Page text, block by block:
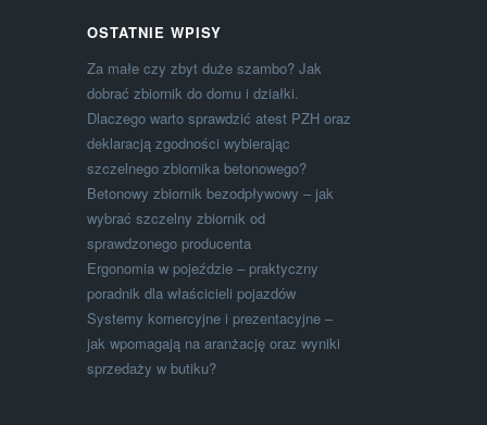
OSTATNIE WPISY
Za małe czy zbyt duże szambo? Jak
dobrać zbiornik do domu i działki.
Dlaczego warto sprawdzić atest PZH oraz
deklaracją zgodności wybierając
szczelnego zbiornika betonowego?
Betonowy zbiornik bezodpływowy – jak
wybrać szczelny zbiornik od
sprawdzonego producenta
Ergonomia w pojeździe – praktyczny
poradnik dla właścicieli pojazdów
Systemy komercyjne i prezentacyjne –
jak wpomagają na aranżację oraz wyniki
sprzedaży w butiku?